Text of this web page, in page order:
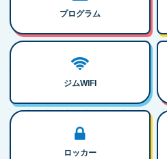
プログラム
ジムWIFI
ロッカー